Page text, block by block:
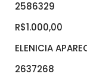
2586329
R$1.000,00
ELENICIA
2637268